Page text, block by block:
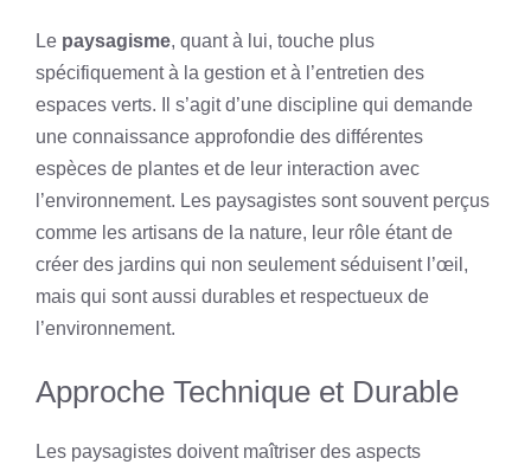
Le paysagisme, quant à lui, touche plus
spécifiquement à la gestion et à l’entretien des
espaces verts. Il s’agit d’une discipline qui demande
une connaissance approfondie des différentes
espèces de plantes et de leur interaction avec
l’environnement. Les paysagistes sont souvent perçus
comme les artisans de la nature, leur rôle étant de
créer des jardins qui non seulement séduisent l’œil,
mais qui sont aussi durables et respectueux de
l’environnement.
Approche Technique et Durable
Les paysagistes doivent maîtriser des aspects